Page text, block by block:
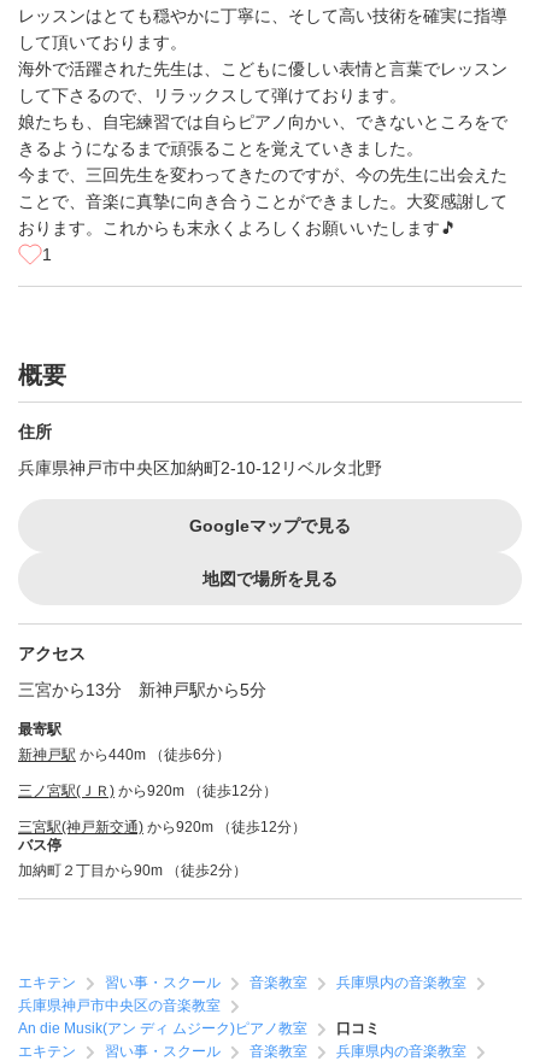
レッスンはとても穏やかに丁寧に、そして高い技術を確実に指導
して頂いております。
海外で活躍された先生は、こどもに優しい表情と言葉でレッスン
して下さるので、リラックスして弾けております。
娘たちも、自宅練習では自らピアノ向かい、できないところをで
きるようになるまで頑張ることを覚えていきました。
今まで、三回先生を変わってきたのですが、今の先生に出会えた
ことで、音楽に真摯に向き合うことができました。大変感謝して
おります。これからも末永くよろしくお願いいたします🎵
1
概要
住所
兵庫県神戸市中央区加納町2-10-12リベルタ北野
Googleマップで見る
地図で場所を見る
アクセス
三宮から13分 新神戸駅から5分
最寄駅
新神戸駅 から440m （徒歩6分）
三ノ宮駅(ＪＲ) から920m （徒歩12分）
三宮駅(神戸新交通) から920m （徒歩12分）
バス停
加納町２丁目から90m （徒歩2分）
エキテン 習い事・スクール 音楽教室
兵庫県内の音楽教室
兵庫県神戸市中央区の音楽教室
An die Musik(アン ディ ムジーク)ピアノ教室
口コミ
エキテン
習い事・スクール 音楽教室
兵庫県内の音楽教室